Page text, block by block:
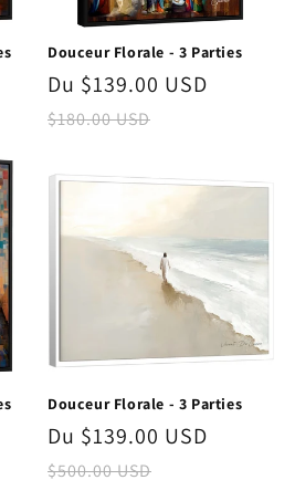
habituel
Douceur Florale - 3 Parties
Prix
promotionnel
Du $139.00 USD
$180.00 USD
habituel
Douceur Florale - 3 Parties
Prix
promotionnel
Du $139.00 USD
$500.00 USD